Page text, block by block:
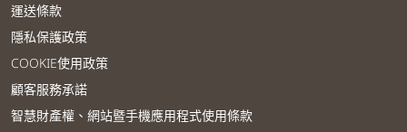
運送條款
隱私保護政策
COOKIE使用政策
顧客服務承諾
智慧財產權、網站暨手機應用程式使用條款